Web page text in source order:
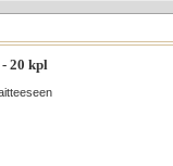
20 kpl